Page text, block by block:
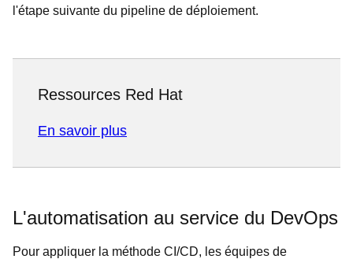
l'étape suivante du pipeline de déploiement.
Ressources Red Hat
En savoir plus
L'automatisation au service du DevOps
Pour appliquer la méthode CI/CD, les équipes de